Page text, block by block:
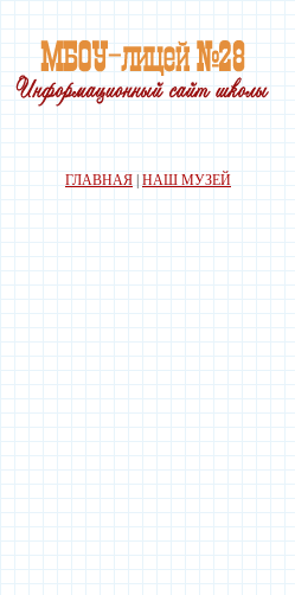
ГЛАВНАЯ НАШ МУЗЕЙ